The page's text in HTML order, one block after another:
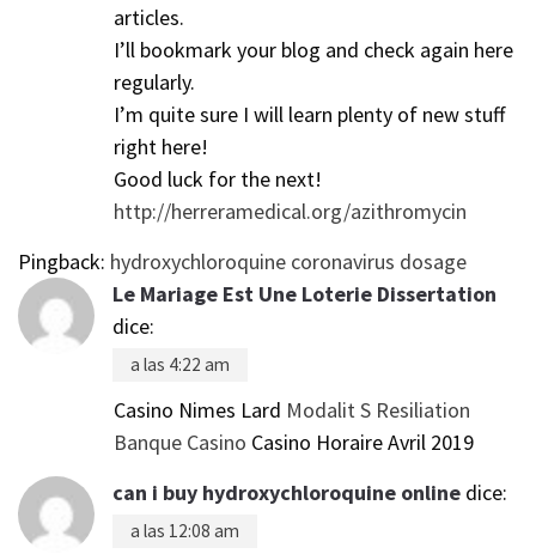
articles.
I’ll bookmark your blog and check again here
regularly.
I’m quite sure I will learn plenty of new stuff
right here!
Good luck for the next!
http://herreramedical.org/azithromycin
Pingback: hydroxychloroquine coronavirus dosage
Le Mariage Est Une Loterie Dissertation
dice:
a las 4:22 am
Casino Nimes Lard Modalit S Resiliation
Banque Casino Casino Horaire Avril 2019
can i buy hydroxychloroquine online dice:
a las 12:08 am